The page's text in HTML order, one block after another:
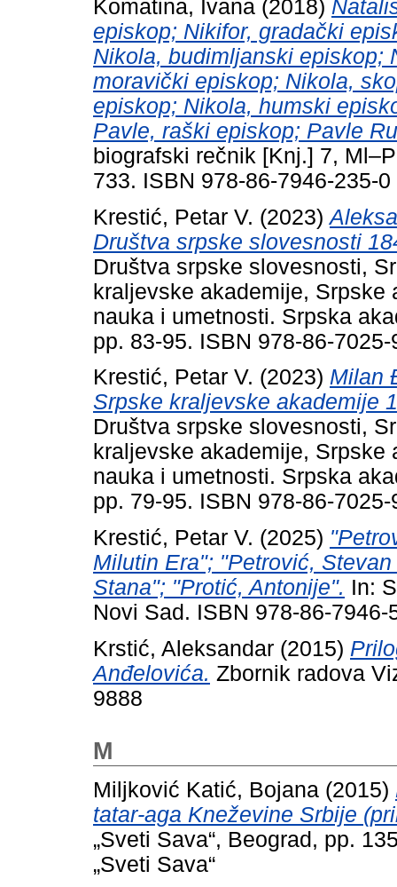
Komatina, Ivana (2018)
episkop; Nikifor, gradački
Nikola, budimljanski episkop;
moravički episkop; Nikola,
episkop; Nikola, humski
Pavle, raški episkop; Pavle
biografski rečnik [Knj.] 7,
733. ISBN 978-86-7946-235-0
Krestić, Petar V. (2023)
Društva srpske slovesnosti
Društva srpske slovesnosti,
kraljevske akademije, Srpske
nauka i umetnosti. Srpska
pp. 83-95. ISBN 978-86-
Krestić, Petar V. (2023) Milan
Srpske kraljevske akademije
Društva srpske slovesnosti,
kraljevske akademije,
nauka i umetnosti. Srpska
pp. 79-95. ISBN 978-86-
Krestić, Petar V. (2025)
Milutin Era"; "Petrović,
Stana"; "Protić, Antonije". In:
Novi Sad. ISBN 978-86-7946-
Krstić, Aleksandar (2015)
Anđelovića. Zbornik radova
9888
M
Miljković Katić, Bojana (2015)
tatar-aga Kneževine Srbije
„Sveti Sava“, Beograd, pp.
„Sveti Sava“